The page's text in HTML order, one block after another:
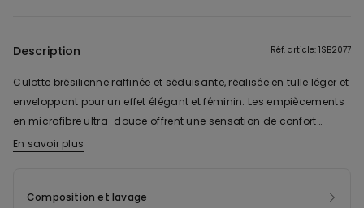
Description Réf. article: 1SB2077
Culotte brésilienne raffinée et séduisante, réalisée en tulle léger et
enveloppant pour un effet élégant et féminin. Les empiècements
en microfibre ultra-douce offrent une sensation de confort
absolu, tandis que les coutures plates assurent un effet invisible
parfaitement le corps sans marquer. La couture arrière garantit
En savoir plus
Composition et lavage